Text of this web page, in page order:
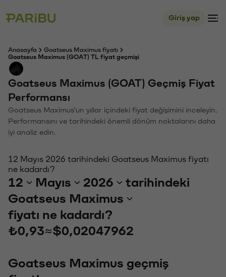
Giriş yap
Anasayfa
Goatseus Maximus fiyatı
Goatseus Maximus (GOAT) TL fiyat geçmişi
Goatseus Maximus (GOAT) Geçmiş Fiyat
Performansı
Goatseus Maximus'un yıllar içindeki fiyat değişimini inceleyin.
Performansını ve tarihindeki önemli dönüm noktalarını daha
iyi analiz edin.
12 Mayıs 2026 tarihindeki Goatseus Maximus fiyatı
ne kadardı?
12 Mayıs 2026
tarihindeki
Goatseus Maximus
fiyatı ne kadardı?
₺0,93≈$0,02047962
Goatseus Maximus geçmiş